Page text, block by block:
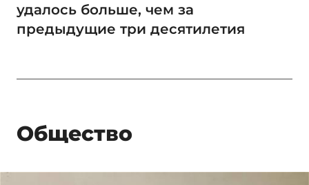
удалось больше, чем за
предыдущие три десятилетия
Общество